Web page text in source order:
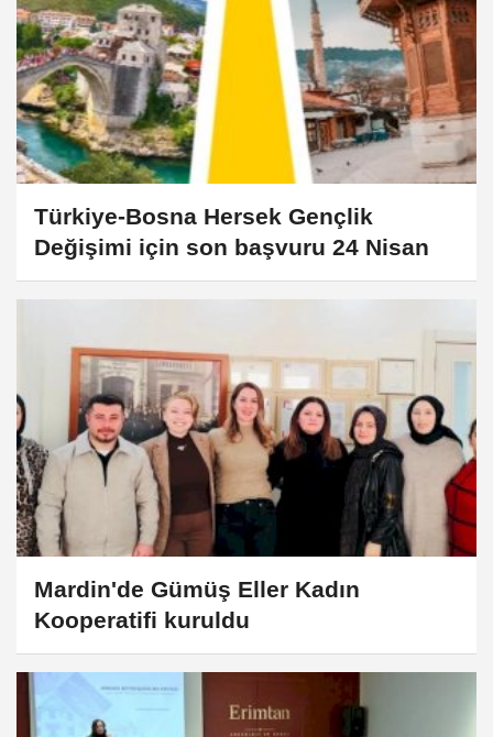
Türkiye-Bosna Hersek Gençlik
Değişimi için son başvuru 24 Nisan
Mardin'de Gümüş Eller Kadın
Kooperatifi kuruldu